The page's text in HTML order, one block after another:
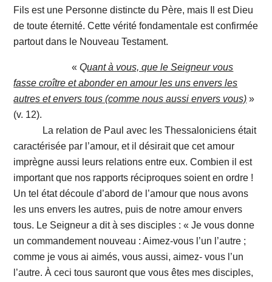
Fils est une Personne distincte du Père, mais Il est Dieu
de toute éternité. Cette vérité fondamentale est confirmée
partout dans le Nouveau Testament.
«Quant à vous, que le Seigneur vous
fasse croître et abonder en amour les uns envers les
autres et envers tous (comme nous aussi envers vous) »
(v. 12).
La relation de Paul avec les Thessaloniciens était
caractérisée par l’amour, et il désirait que cet amour
imprègne aussi leurs relations entre eux. Combien il est
important que nos rapports réciproques soient en ordre !
Un tel état découle d’abord de l’amour que nous avons
les uns envers les autres, puis de notre amour envers
tous. Le Seigneur a dit à ses disciples : « Je vous donne
un commandement nouveau : Aimez-vous l’un l’autre ;
comme je vous ai aimés, vous aussi, aimez- vous l’un
l’autre. À ceci tous sauront que vous êtes mes disciples,